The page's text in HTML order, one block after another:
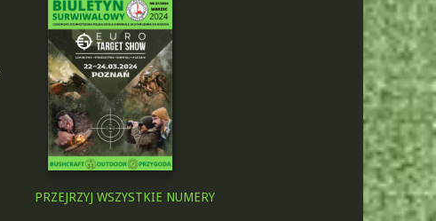
PRZEJRZYJ WSZYSTKIE NUMERY